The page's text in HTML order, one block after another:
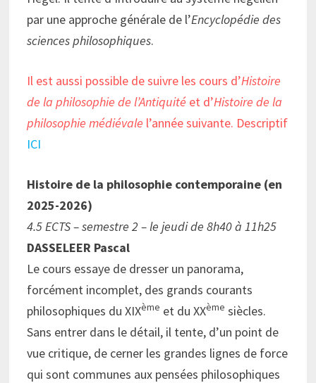
par une approche générale de l’Encyclopédie des
sciences philosophiques.
Il est aussi possible de suivre les cours d’Histoire
de la philosophie de l’Antiquité et d’Histoire de la
philosophie médiévale l’année suivante. Descriptif
ICI
Histoire de la philosophie contemporaine (en
2025-2026)
4.5 ECTS – semestre 2 – le jeudi de 8h40 à 11h25
DASSELEER Pascal
Le cours essaye de dresser un panorama,
forcément incomplet, des grands courants
philosophiques du XIXème et du XXème siècles.
Sans entrer dans le détail, il tente, d’un point de
vue critique, de cerner les grandes lignes de force
qui sont communes aux pensées philosophiques